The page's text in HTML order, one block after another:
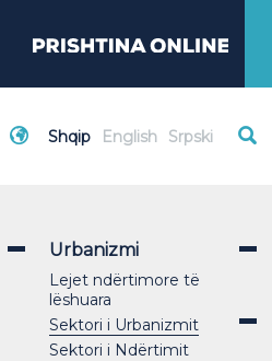
Shqip English Srpski
Urbanizmi
Lejet ndërtimore të
lëshuara
Sektori i Urbanizmit
Sektori i Ndërtimit